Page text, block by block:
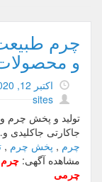
چرم
و
اکتبر 12, 2020
sites
تولید و پخش چرم
جاکارتی جاکلیدی
چرم , پخش چرم ,
مشاهده آگهی: چرم
چرمی